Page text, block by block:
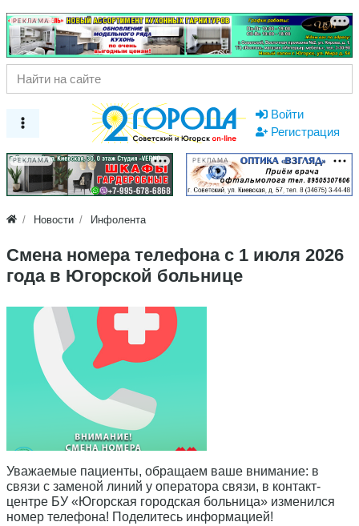
РЕКЛАМА
Войти
Регистрация
РЕКЛАМА РЕКЛАМА
Новости Инфолента
Смена номера телефона с 1 июля 2026
года в Югорской больнице
Уважаемые пациенты, обращаем ваше внимание: в
связи с заменой линий у оператора связи, в контакт-
центре БУ «Югорская городская больница» изменился
номер телефона! Поделитесь информацией!